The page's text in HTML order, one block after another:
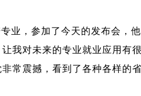
业，参加了今天的发布会，
我对未来的专业就业应用有
常震撼，看到了各种各样